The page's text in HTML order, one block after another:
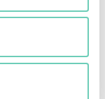
miljoner i
utmärkelser
och